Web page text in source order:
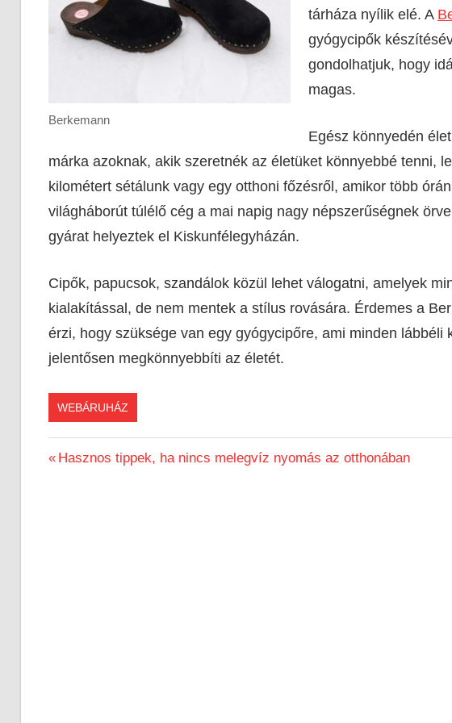
Berkemann
tárháza nyílik elé. A
gyógycipők
gondolhatjuk, hogy
magas.
Egész könnyedén
márka azoknak, akik szeretnék az életüket könnyebbé tenni,
kilométert sétálunk vagy egy otthoni főzésről, amikor több
világháborút túlélő cég a mai napig nagy népszerűségnek
gyárat helyeztek el Kiskunfélegyházán.
Cipők, papucsok, szandálok közül lehet válogatni, amelyek
kialakítással, de nem mentek a stílus rovására. Érdemes a
érzi, hogy szüksége van egy gyógycipőre, ami minden lábbéli
jelentősen megkönnyebbíti az életét.
WEBÁRUHÁZ
Previous
Hasznos tippek, ha nincs melegvíz nyomás az otthonában